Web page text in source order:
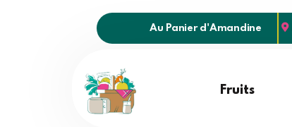
Au Panier d'Amandine
Fruits